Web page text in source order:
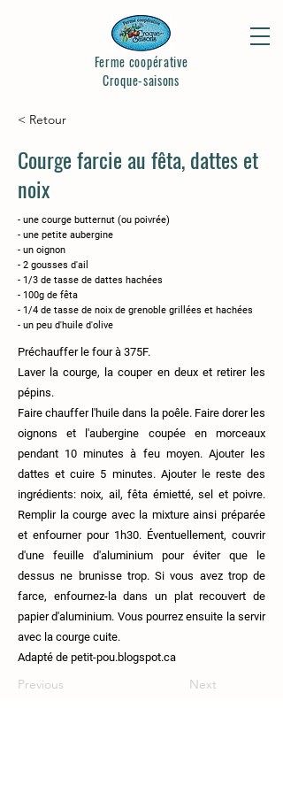
Ferme coopérative
Croque-saisons
< Retour
Courge farcie au fêta, dattes et
noix
- une courge butternut (ou poivrée)
- une petite aubergine
- un oignon
- 2 gousses d'ail
- 1/3 de tasse de dattes hachées
- 100g de fêta
- 1/4 de tasse de noix de grenoble grillées et hachées
- un peu d'huile d'olive
Préchauffer le four à 375F.
Laver la courge, la couper en deux et retirer les
pépins.
Faire chauffer l'huile dans la poêle. Faire dorer les
oignons et l'aubergine coupée en morceaux
pendant 10 minutes à feu moyen. Ajouter les
dattes et cuire 5 minutes. Ajouter le reste des
ingrédients: noix, ail, fêta émietté, sel et poivre.
Remplir la courge avec la mixture ainsi préparée
et enfourner pour 1h30. Éventuellement, couvrir
d'une feuille d'aluminium pour éviter que le
dessus ne brunisse trop. Si vous avez trop de
farce, enfournez-la dans un plat recouvert de
papier d'aluminium. Vous pourrez ensuite la servir
avec la courge cuite.
Adapté de petit-pou.blogspot.ca
Previous Next